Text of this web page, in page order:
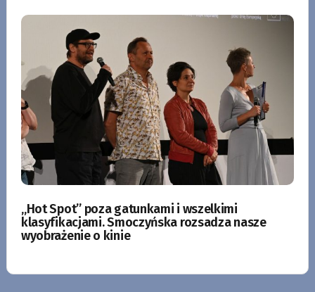
„Hot Spot” poza gatunkami i wszelkimi
klasyfikacjami. Smoczyńska rozsadza nasze
wyobrażenie o kinie